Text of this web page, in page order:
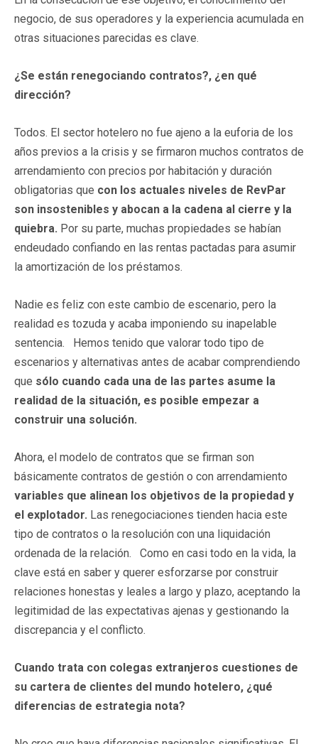
negocio, de sus operadores y la experiencia acumulada en
otras situaciones parecidas es clave.
¿Se están renegociando contratos?, ¿en qué
dirección?
Todos. El sector hotelero no fue ajeno a la euforia de los
años previos a la crisis y se firmaron muchos contratos de
arrendamiento con precios por habitación y duración
obligatorias que con los actuales niveles de RevPar
son insostenibles y abocan a la cadena al cierre y la
quiebra. Por su parte, muchas propiedades se habían
endeudado confiando en las rentas pactadas para asumir
la amortización de los préstamos.
Nadie es feliz con este cambio de escenario, pero la
realidad es tozuda y acaba imponiendo su inapelable
sentencia. Hemos tenido que valorar todo tipo de
escenarios y alternativas antes de acabar comprendiendo
que sólo cuando cada una de las partes asume la
realidad de la situación, es posible empezar a
construir una solución.
Ahora, el modelo de contratos que se firman son
básicamente contratos de gestión o con arrendamiento
variables que alinean los objetivos de la propiedad y
el explotador. Las renegociaciones tienden hacia este
tipo de contratos o la resolución con una liquidación
ordenada de la relación. Como en casi todo en la vida, la
clave está en saber y querer esforzarse por construir
relaciones honestas y leales a largo y plazo, aceptando la
legitimidad de las expectativas ajenas y gestionando la
discrepancia y el conflicto.
Cuando trata con colegas extranjeros cuestiones de
su cartera de clientes del mundo hotelero, ¿qué
diferencias de estrategia nota?